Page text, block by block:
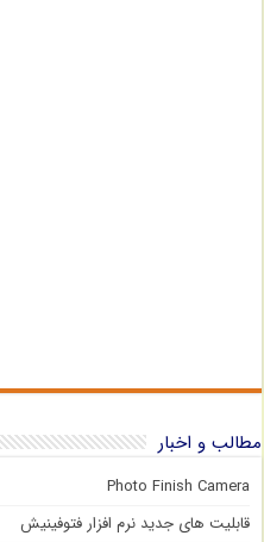
مطالب و اخبار
Photo Finish Camera
قابلیت های جدید نرم افزار فتوفینیش